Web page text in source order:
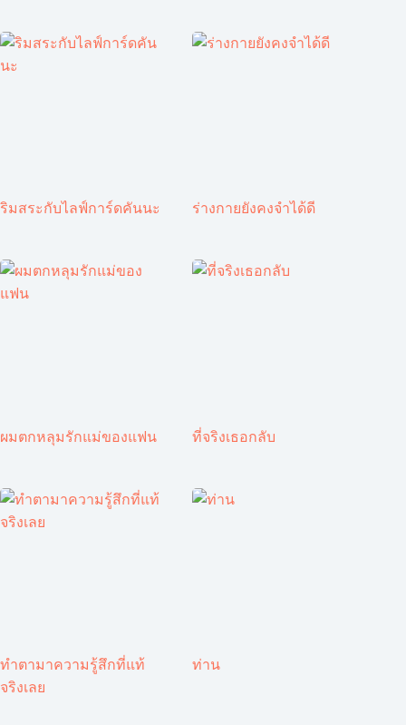
ริมสระกับไลฟ์การ์ดคันนะ ร่างกายยังคงจำได้ดี
ผมตกหลุมรักแม่ของแฟน ที่จริงเธอกลับ
ทำตามาความรู้สึกที่แท้
จริงเลย
ท่าน